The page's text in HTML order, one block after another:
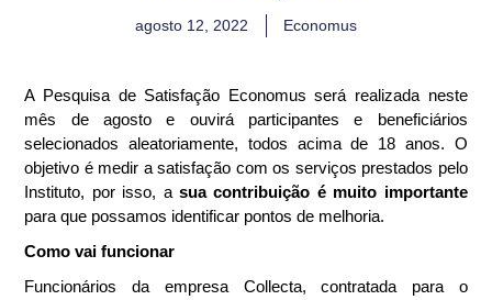
agosto 12, 2022 Economus
A Pesquisa de Satisfação Economus será realizada neste
mês de agosto e ouvirá participantes e beneficiários
selecionados aleatoriamente, todos acima de 18 anos. O
objetivo é medir a satisfação com os serviços prestados pelo
Instituto, por isso, a sua contribuição é muito importante
para que possamos identificar pontos de melhoria.
Como vai funcionar
Funcionários da empresa Collecta, contratada para o